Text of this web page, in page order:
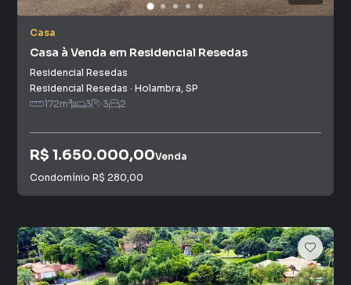
Casa
Casa à Venda em Residencial Resedas
Residencial Resedas
Residencial Resedas · Holambra, SP
172m² 3 3 2
R$ 1.650.000,00Venda
Condomínio R$ 280,00